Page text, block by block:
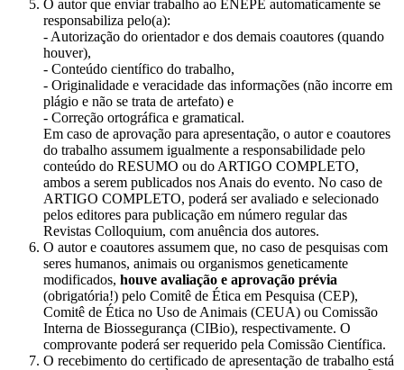
O autor que enviar trabalho ao ENEPE automaticamente se
responsabiliza pelo(a):
- Autorização do orientador e dos demais coautores (quando
houver),
- Conteúdo científico do trabalho,
- Originalidade e veracidade das informações (não incorre em
plágio e não se trata de artefato) e
- Correção ortográfica e gramatical.
Em caso de aprovação para apresentação, o autor e coautores
do trabalho assumem igualmente a responsabilidade pelo
conteúdo do RESUMO ou do ARTIGO COMPLETO,
ambos a serem publicados nos Anais do evento. No caso de
ARTIGO COMPLETO, poderá ser avaliado e selecionado
pelos editores para publicação em número regular das
Revistas Colloquium, com anuência dos autores.
O autor e coautores assumem que, no caso de pesquisas com
seres humanos, animais ou organismos geneticamente
modificados, houve avaliação e aprovação prévia
(obrigatória!) pelo Comitê de Ética em Pesquisa (CEP),
Comitê de Ética no Uso de Animais (CEUA) ou Comissão
Interna de Biossegurança (CIBio), respectivamente. O
comprovante poderá ser requerido pela Comissão Científica.
O recebimento do certificado de apresentação de trabalho está